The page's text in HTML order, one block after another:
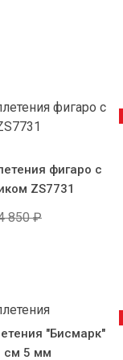
фигаро с
ZS7731
850₽
"Бисмарк"
см 5 мм